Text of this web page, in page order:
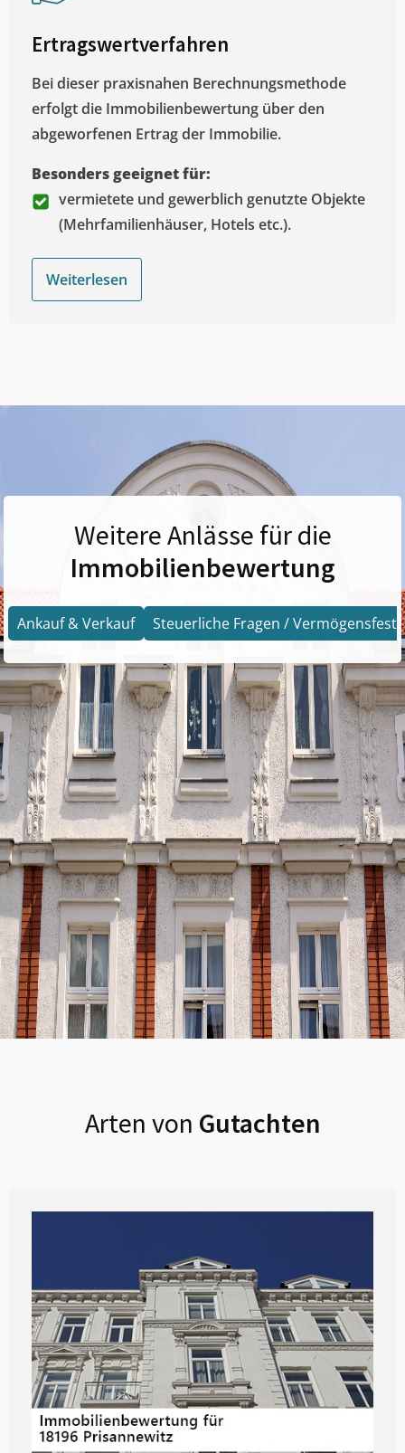
Ertragswertverfahren
Bei dieser praxisnahen Berechnungsmethode
erfolgt die Immobilienbewertung über den
abgeworfenen Ertrag der Immobilie.
Besonders geeignet für:
vermietete und gewerblich genutzte Objekte
(Mehrfamilienhäuser, Hotels etc.).
Weiterlesen
Weitere Anlässe für die
Immobilienbewertung
Ankauf & Verkauf Steuerliche Fragen /
Arten von Gutachten